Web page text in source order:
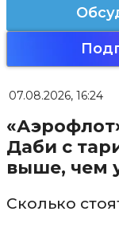
07.08.2026, 16:24
Даби с
выше, чем
Сколько